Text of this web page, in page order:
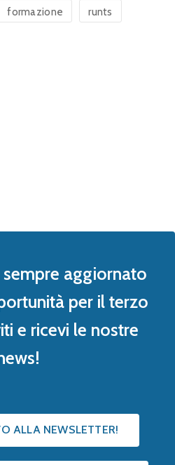
formazione runts
sempre aggiornato
per il terzo
e ricevi le nostre
ALLA NEWSLETTER!